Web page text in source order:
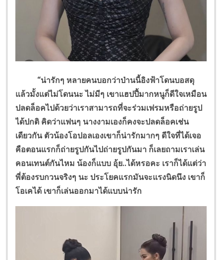
“น่ารักๆ หลายคนบอกว่าป่านนี้อิงฟ้าโดนบอสดุ
แล้วมั้งแต่ไม่โดนนะ ไม่มีๆ เขาแฮปปี้มากหนูก็ดีใจเหมือน
ปลดล็อคไปด้วยว่าเราสามารถที่จะร่วมเฟรมหรือถ่ายรูป
ได้ปกติ คิดว่าแฟนๆ นางงามเองก็คงจะปลดล็อคเช่น
เดียวกัน ตัวน้องโอปอลเองเขาก็น่ารักมากๆ ดีใจที่ได้เจอ
คือตอนแรกก็ถ่ายรูปกันไปถ่ายรูปกันมา ก็เลยถามเราเล่น
คอนเทนต์กันไหม น้องก็แบบ อุ้ย..ได้หรอคะ เราก็ได้แต่ว่า
พี่ต้องรบกวนจริงๆ นะ ประโยคแรกมันจะแรงนิดนึง เขาก็
โอเคได้ เขาก็เล่นออกมาได้แบบน่ารัก